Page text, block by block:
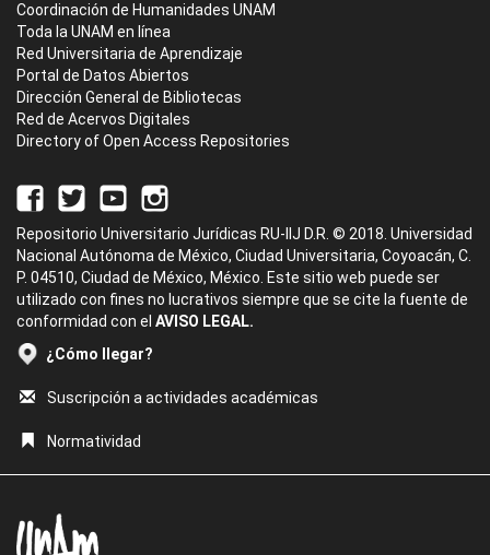
Coordinación de Humanidades UNAM
Toda la UNAM en línea
Red Universitaria de Aprendizaje
Portal de Datos Abiertos
Dirección General de Bibliotecas
Red de Acervos Digitales
Directory of Open Access Repositories
Repositorio Universitario Jurídicas RU-IIJ D.R. © 2018. Universidad
Nacional Autónoma de México, Ciudad Universitaria, Coyoacán, C.
P. 04510, Ciudad de México, México. Este sitio web puede ser
utilizado con fines no lucrativos siempre que se cite la fuente de
conformidad con el AVISO LEGAL.
¿Cómo llegar?
Suscripción a actividades académicas
Normatividad